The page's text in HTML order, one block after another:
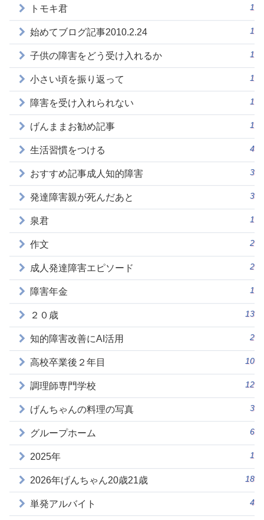
トモキ君 1
始めてブログ記事2010.2.24 1
子供の障害をどう受け入れるか 1
小さい頃を振り返って 1
障害を受け入れられない 1
げんままお勧め記事 1
生活習慣をつける 4
おすすめ記事成人知的障害 3
発達障害親が死んだあと 3
泉君 1
作文 2
成人発達障害エピソード 2
障害年金 1
２０歳 13
知的障害改善にAI活用 2
高校卒業後２年目 10
調理師専門学校 12
げんちゃんの料理の写真 3
グループホーム 6
2025年 1
2026年げんちゃん20歳21歳 18
単発アルバイト 4